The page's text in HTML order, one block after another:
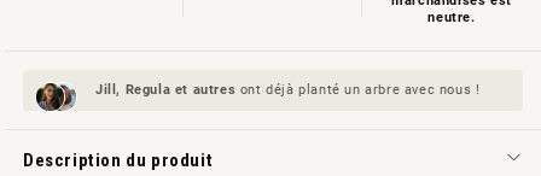
neutre.
Jill, Regula et autres ont déjà planté un arbre avec nous !
Description du produit